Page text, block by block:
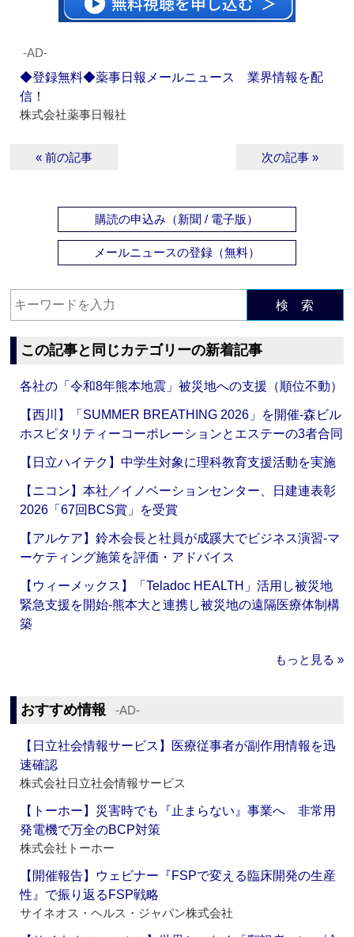
‐AD‐
◆登録無料◆薬事日報メールニュース 業界情報を配
信！
株式会社薬事日報社
« 前の記事 次の記事 »
購読の申込み（新聞 / 電子版）
メールニュースの登録（無料）
検 索
この記事と同じカテゴリーの新着記事
各社の「令和8年熊本地震」被災地への支援（順位不動）
【西川】「SUMMER BREATHING 2026」を開催‐森ビル
ホスピタリティーコーポレーションとエステーの3者合同
【日立ハイテク】中学生対象に理科教育支援活動を実施
【ニコン】本社／イノベーションセンター、日建連表彰
2026「67回BCS賞」を受賞
【アルケア】鈴木会長と社員が成蹊大でビジネス演習‐マ
ーケティング施策を評価・アドバイス
【ウィーメックス】「Teladoc HEALTH」活用し被災地
緊急支援を開始‐熊本大と連携し被災地の遠隔医療体制構
築
もっと見る »
おすすめ情報 ‐AD‐
【日立社会情報サービス】医療従事者が副作用情報を迅
速確認
株式会社日立社会情報サービス
【トーホー】災害時でも『止まらない』事業へ 非常用
発電機で万全のBCP対策
株式会社トーホー
【開催報告】ウェビナー『FSPで変える臨床開発の生産
性』で振り返るFSP戦略
サイネオス・ヘルス・ジャパン株式会社